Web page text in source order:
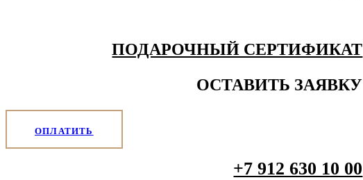
ПОДАРОЧНЫЙ СЕРТИФИКАТ
ОСТАВИТЬ ЗАЯВКУ
ОПЛАТИТЬ
+7 912 630 10 00